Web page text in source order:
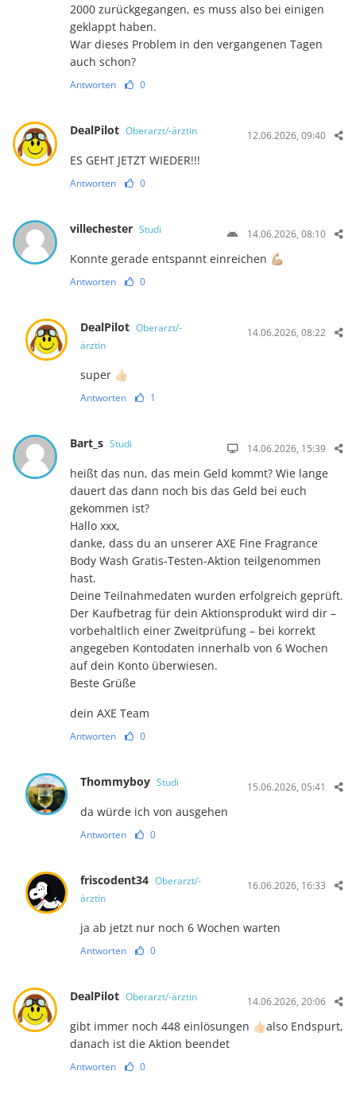
2000 zurückgegangen, es muss also bei einigen
geklappt haben.
War dieses Problem in den vergangenen Tagen
auch schon?
Antworten 0
DealPilot Oberarzt/-ärztin 12.06.2026, 09:40
ES GEHT JETZT WIEDER!!!
Antworten 0
villechester Studi 14.06.2026, 08:10
Konnte gerade entspannt einreichen 💪🏼
Antworten 0
DealPilot Oberarzt/-
ärztin
14.06.2026, 08:22
super 👍🏻
Antworten 1
Bart_s Studi 14.06.2026, 15:39
heißt das nun, das mein Geld kommt? Wie lange
dauert das dann noch bis das Geld bei euch
gekommen ist?
Hallo xxx,
danke, dass du an unserer AXE Fine Fragrance
Body Wash Gratis-Testen-Aktion teilgenommen
hast.
Deine Teilnahmedaten wurden erfolgreich geprüft.
Der Kaufbetrag für dein Aktionsprodukt wird dir –
vorbehaltlich einer Zweitprüfung – bei korrekt
angegeben Kontodaten innerhalb von 6 Wochen
auf dein Konto überwiesen.
Beste Grüße
dein AXE Team
Antworten 0
Thommyboy Studi 15.06.2026, 05:41
da würde ich von ausgehen
Antworten 0
friscodent34 Oberarzt/-
ärztin
16.06.2026, 16:33
ja ab jetzt nur noch 6 Wochen warten
Antworten 0
DealPilot Oberarzt/-ärztin 14.06.2026, 20:06
gibt immer noch 448 einlösungen 👍🏻also Endspurt,
danach ist die Aktion beendet
Antworten 0